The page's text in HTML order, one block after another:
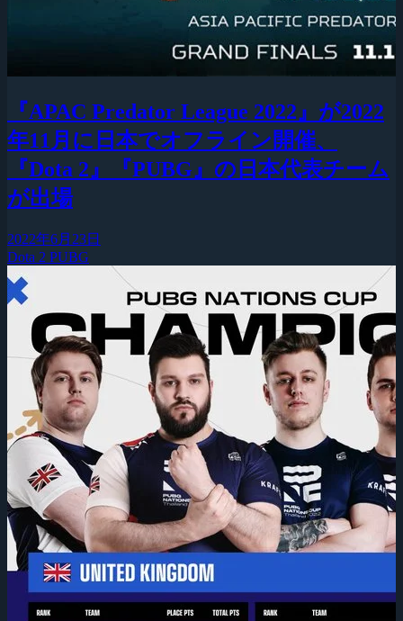
『APAC Predator League 2022』が2022
年11月に日本でオフライン開催、
『Dota 2』『PUBG』の日本代表チーム
が出場
2022年6月23日
Dota 2 PUBG